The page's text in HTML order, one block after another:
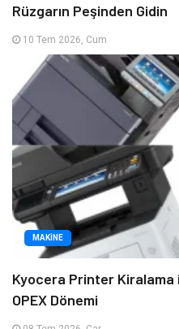
Rüzgarın Peşinden Gidin
10 Tem 2026, Cum
MAKINE
Kyocera Printer Kiralama
OPEX Dönemi